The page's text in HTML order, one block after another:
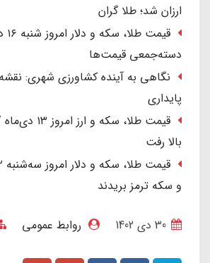
ارزان شد؛ طلا گران
دسته‌جمعی قیمت‌ها
نگاهی به آینده کشاورزی شهری:
پایداری
بالا رفت
و سکه ترمز بریدند
روابط عمومی